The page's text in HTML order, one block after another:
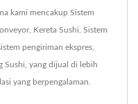
kami mencakup Sistem
Kereta Sushi, Sistem
pengiriman ekspres,
Sushi, yang dijual di lebih
yang berpengalaman.